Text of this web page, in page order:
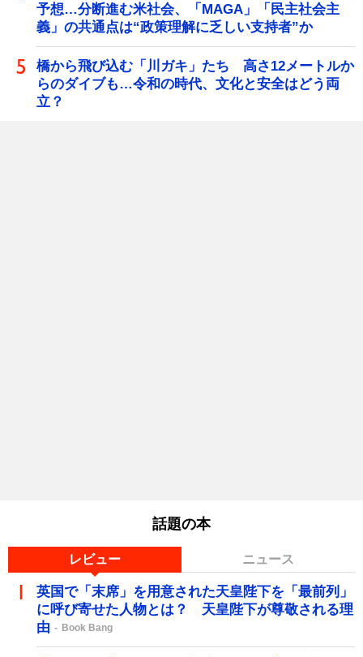
予想…分断進む米社会、「MAGA」「民主社会主
義」の共通点は“政策理解に乏しい支持者”か
橋から飛び込む「川ガキ」たち 高さ12メートルか
らのダイブも…令和の時代、文化と安全はどう両
立？
話題の本
レビュー ニュース
英国で「末席」を用意された天皇陛下を「最前列」
に呼び寄せた人物とは？ 天皇陛下が尊敬される理
由
Book Bang